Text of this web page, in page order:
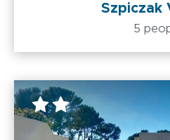
Szpiczak
5